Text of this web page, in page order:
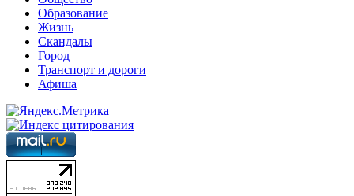
Образование
Жизнь
Скандалы
Город
Транспорт и дороги
Афиша